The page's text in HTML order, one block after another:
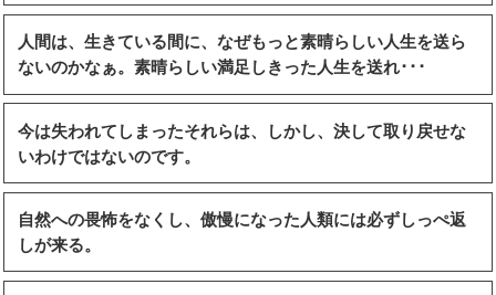
人間は、生きている間に、なぜもっと素晴らしい人生を送ら
ないのかなぁ。素晴らしい満足しきった人生を送れ･･･
今は失われてしまったそれらは、しかし、決して取り戻せな
いわけではないのです。
自然への畏怖をなくし、傲慢になった人類には必ずしっぺ返
しが来る。